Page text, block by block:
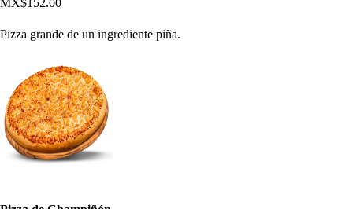
Pizza grande de un ingrediente piña.